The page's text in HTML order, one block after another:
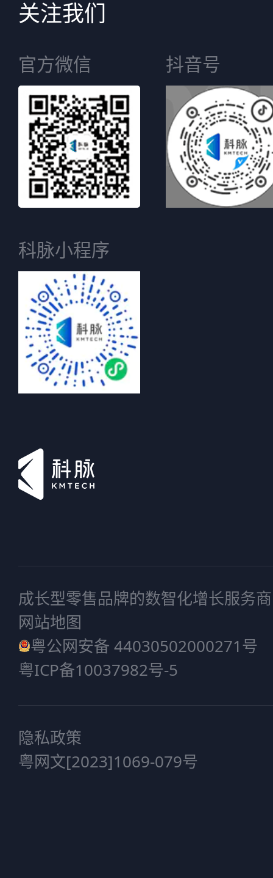
关注我们
官方微信 抖音号
科脉小程序
成长型零售品牌的数智化增长服务商
网站地图
粤公网安备 44030502000271号
粤ICP备10037982号-5
隐私政策
粤网文[2023]1069-079号